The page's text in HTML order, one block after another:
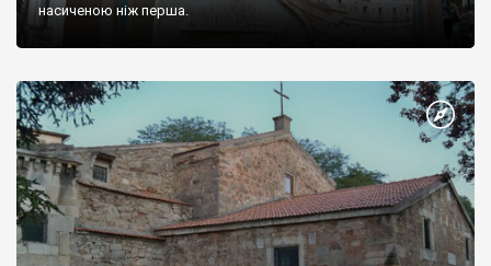
насиченою ніж перша.